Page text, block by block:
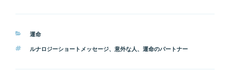
カ
ゴ
ー
運命
タ
ルナロジーショートメッセージ、 意外な人 、 運命のパートナー